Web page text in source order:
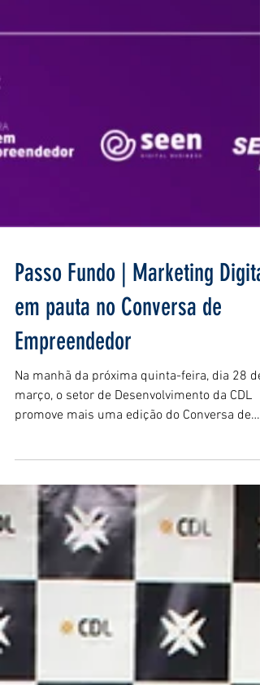
Passo Fundo | Marketing Digital
em pauta no Conversa de
Empreendedor
Na manhã da próxima quinta-feira, dia 28 de
março, o setor de Desenvolvimento da CDL
promove mais uma edição do Conversa de